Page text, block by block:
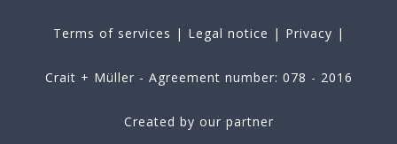
Terms of services | Legal notice | Privacy |
Crait + Müller - Agreement number: 078 - 2016
Created by our partner